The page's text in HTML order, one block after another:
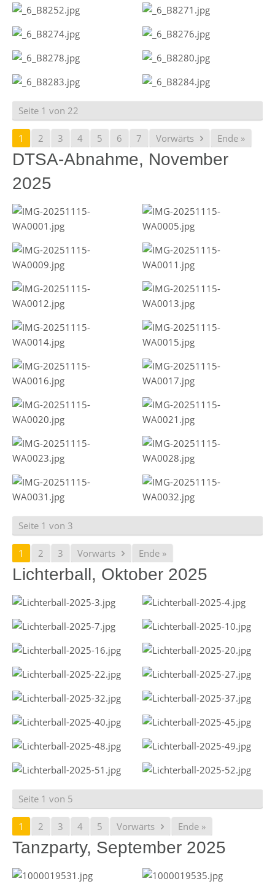
Seite 1 von 22
1 2 3 4 5 6 7 Vorwärts Ende »
DTSA-Abnahme, November
2025
Seite 1 von 3
1 2 3 Vorwärts Ende »
Lichterball, Oktober 2025
Seite 1 von 5
1 2 3 4 5 Vorwärts Ende »
Tanzparty, September 2025